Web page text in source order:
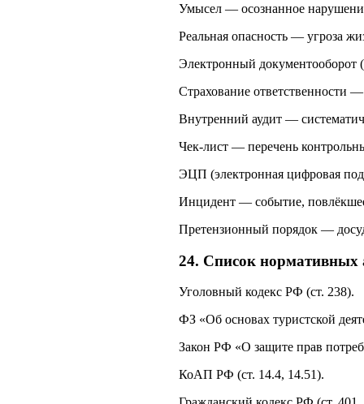
Умысел — осознанное
Реальная опасность — угроза
Электронный
Страхование ответственности
Внутренний аудит —
Чек‑лист — перечень
ЭЦП (электронная цифровая
Инцидент — событие,
Претензионный порядок —
24. Список нормативных
Уголовный кодекс РФ (ст. 238).
ФЗ «Об основах туристской
Закон РФ «О защите прав
КоАП РФ (ст. 14.4, 14.51).